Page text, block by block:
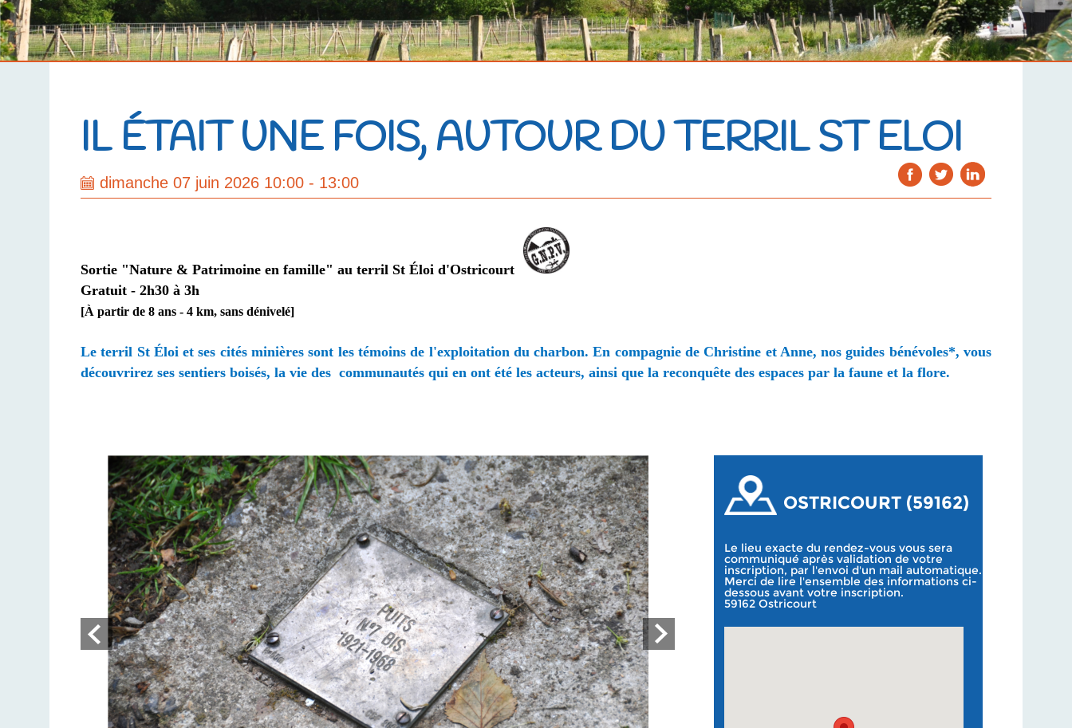
IL ÉTAIT UNE FOIS, AUTOUR DU TERRIL ST ELOI
dimanche 07 juin 2026 10:00 - 13:00
Sortie "Nature & Patrimoine en famille" au terril St Éloi d'Ostricourt
Gratuit- 2h30 à 3h
[À partir de 8 ans - 4 km, sans dénivelé]
Le terril St Éloi et ses cités minières sont les témoins de l'exploitation du charbon. En compagnie de Christine et Anne, nos guides bénévoles*, vous
découvrirez ses sentiers boisés, la vie des communautés qui en ont été les acteurs, ainsi que la reconquête des espaces par la faune et la flore.
OSTRICOURT (59162)
Le lieu exacte du rendez-vous vous sera
communiqué après validation de votre
inscription, par l'envoi d'un mail automatique.
Merci de lire l'ensemble des informations ci-
dessous avant votre inscription.
59162 Ostricourt